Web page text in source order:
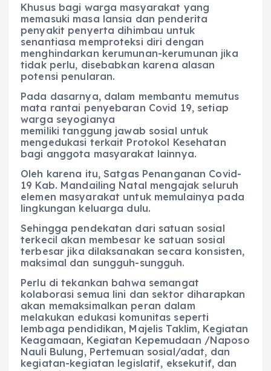
Khusus bagi warga masyarakat yang
memasuki masa lansia dan penderita
penyakit penyerta dihimbau untuk
senantiasa memproteksi diri dengan
menghindarkan kerumunan-kerumunan jika
tidak perlu, disebabkan karena alasan
potensi penularan.
Pada dasarnya, dalam membantu memutus
mata rantai penyebaran Covid 19, setiap
warga seyogianya
memiliki tanggung jawab sosial untuk
mengedukasi terkait Protokol Kesehatan
bagi anggota masyarakat lainnya.
Oleh karena itu, Satgas Penanganan Covid-
19 Kab. Mandailing Natal mengajak seluruh
elemen masyarakat untuk memulainya pada
lingkungan keluarga dulu.
Sehingga pendekatan dari satuan sosial
terkecil akan membesar ke satuan sosial
terbesar jika dilaksanakan secara konsisten,
maksimal dan sungguh-sungguh.
Perlu di tekankan bahwa semangat
kolaborasi semua lini dan sektor diharapkan
akan memaksimalkan peran dalam
melakukan edukasi komunitas seperti
lembaga pendidikan, Majelis Taklim, Kegiatan
Keagamaan, Kegiatan Kepemudaan /Naposo
Nauli Bulung, Pertemuan sosial/adat, dan
kegiatan-kegiatan legislatif, eksekutif, dan